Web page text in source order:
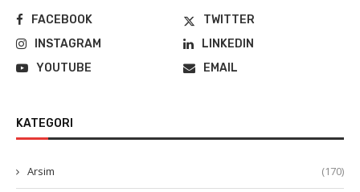
FACEBOOK
TWITTER
INSTAGRAM
LINKEDIN
YOUTUBE
EMAIL
KATEGORI
Arsim (170)